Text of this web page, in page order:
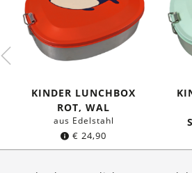
KINDER LUNCHBOX
ROT, WAL
aus Edelstahl
€ 24,90